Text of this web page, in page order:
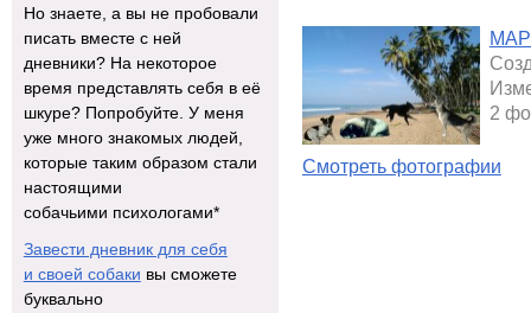
2
Смотреть фотографии
Но знаете, а вы не пробовали
писать вместе с ней
дневники? На некоторое
время представлять себя в её
шкуре? Попробуйте. У меня
уже много знакомых людей,
которые таким образом стали
настоящими
собачьими психологами*
Завести дневник для себя
и своей собаки вы сможете
буквально